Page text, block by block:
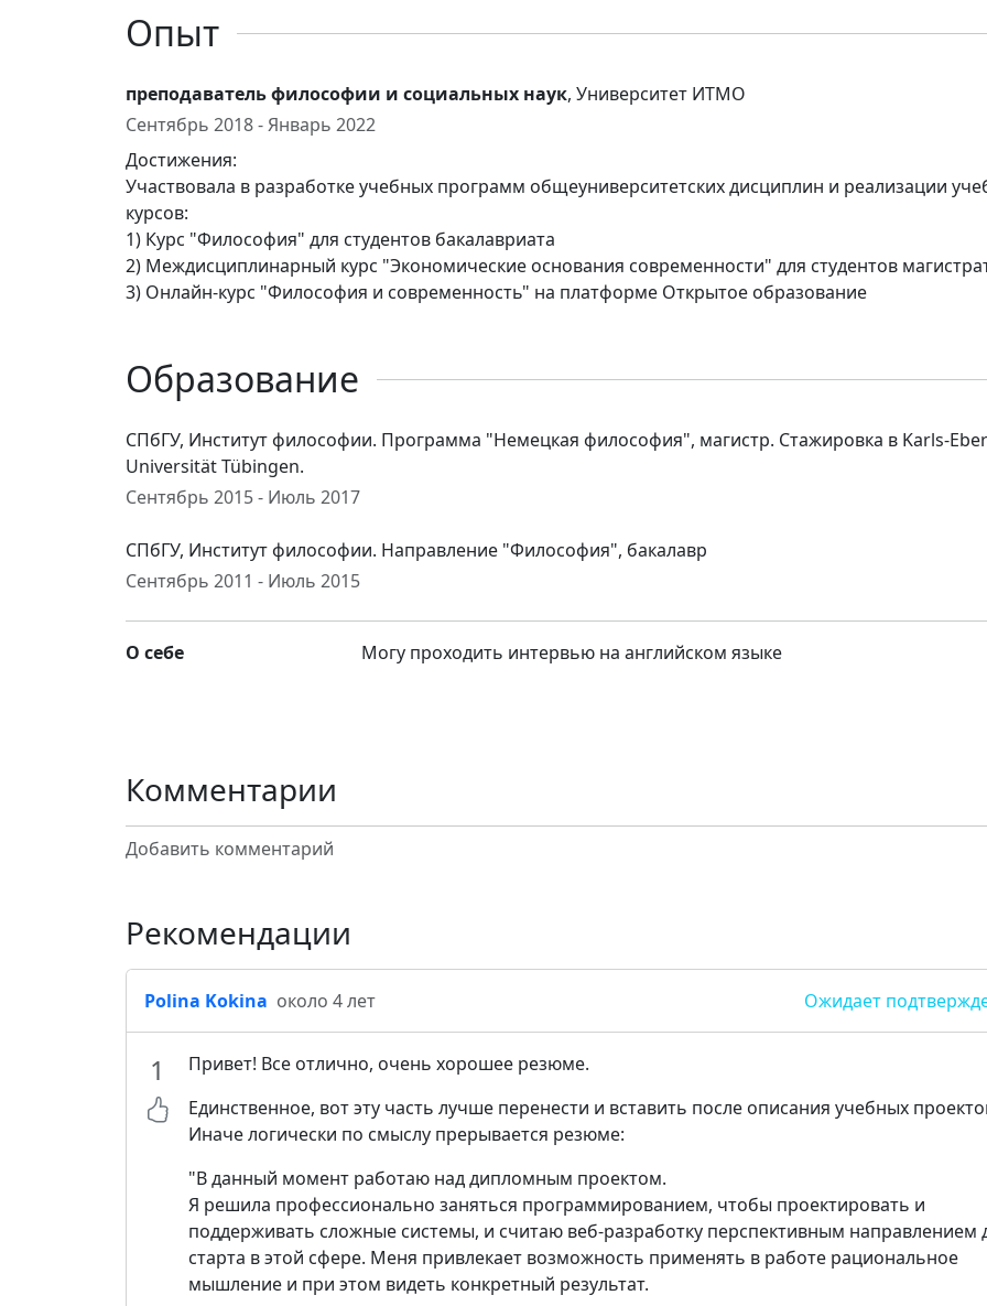
Опыт
преподаватель философии и социальных наук, Университет ИТМО
Сентябрь 2018 - Январь 2022
Достижения:
Участвовала в разработке учебных программ общеуниверситетских дисциплин и реализации
курсов:
1) Курс "Философия" для студентов бакалавриата
2) Междисциплинарный курс "Экономические основания современности" для студентов
3) Онлайн-курс "Философия и современность" на платформе Открытое образование
Образование
СПбГУ, Институт философии. Программа "Немецкая философия", магистр. Стажировка в Karls-
Universität Tübingen.
Сентябрь 2015 - Июль 2017
СПбГУ, Институт философии. Направление "Философия", бакалавр
Сентябрь 2011 - Июль 2015
О себе Могу проходить интервью на английском языке
Комментарии
Добавить комментарий
Рекомендации
Polina Kokina около 4 лет Ожидает
1
Привет! Все отлично, очень хорошее резюме.
Единственное, вот эту часть лучше перенести и вставить после описания учебных
Иначе логически по смыслу прерывается резюме:
"В данный момент работаю над дипломным проектом.
Я решила профессионально заняться программированием, чтобы проектировать и
поддерживать сложные системы, и считаю веб-разработку перспективным направлением
старта в этой сфере. Меня привлекает возможность применять в работе рациональное
мышление и при этом видеть конкретный результат.